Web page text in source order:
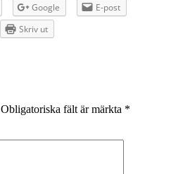
Google
E-post
Skriv ut
Obligatoriska fält är märkta *